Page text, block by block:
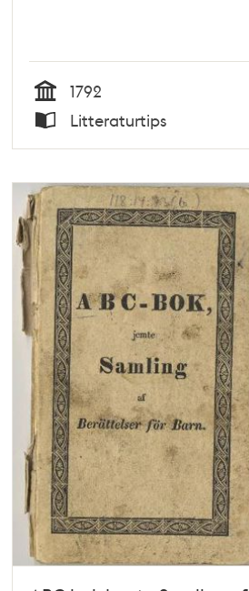
Tid
1792
Typ
Litteraturtips